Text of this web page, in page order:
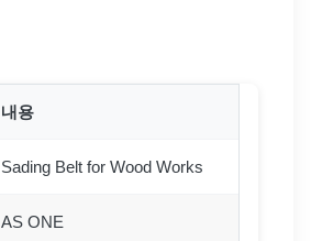
내용
Sading Belt for Wood Works
AS ONE